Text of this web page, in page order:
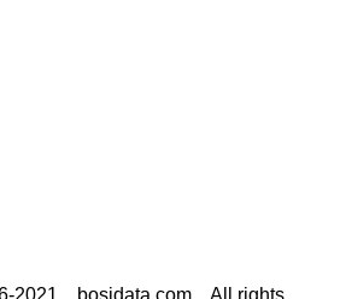
2021 bosidata.com All rights